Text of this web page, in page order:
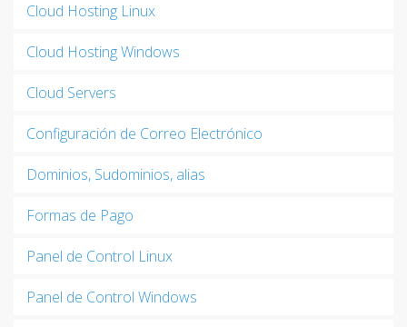
Cloud Hosting Linux
Cloud Hosting Windows
Cloud Servers
Configuración de Correo Electrónico
Dominios, Sudominios, alias
Formas de Pago
Panel de Control Linux
Panel de Control Windows